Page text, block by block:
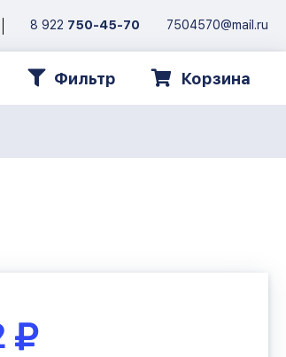
8 922 750-45-70 7504570@mail.ru
Фильтр Корзина